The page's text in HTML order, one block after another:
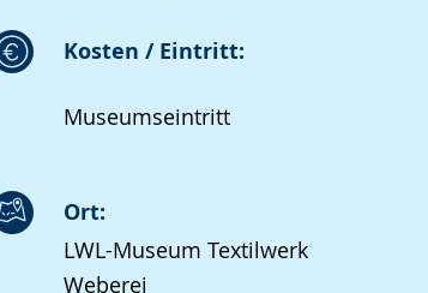
Kosten / Eintritt:
Museumseintritt
Ort:
LWL-Museum Textilwerk
Weberei